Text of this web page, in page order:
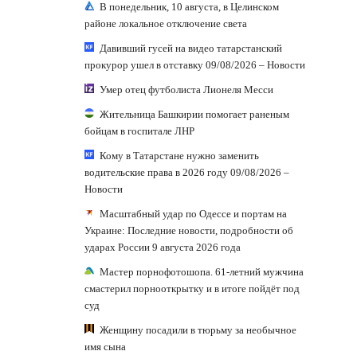
В понедельник, 10 августа, в Целинском
районе локальное отключение света
Давивший гусей на видео татарстанский
прокурор ушел в отставку 09/08/2026 – Новости
Умер отец футболиста Лионеля Месси
Жительница Башкирии помогает раненым
бойцам в госпитале ЛНР
Кому в Татарстане нужно заменить
водительские права в 2026 году 09/08/2026 –
Новости
Масштабный удар по Одессе и портам на
Украине: Последние новости, подробности об
ударах России 9 августа 2026 года
Мастер порнофотошопа. 61-летний мужчина
смастерил порнооткрытку и в итоге пойдёт под
суд
Женщину посадили в тюрьму за необычное
имя сына